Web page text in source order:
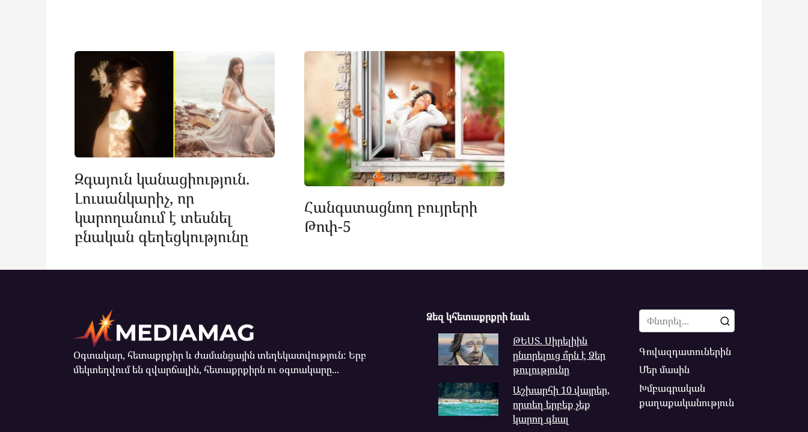
Զգայուն կանացիություն.
Լուսանկարիչ, որ
կարողանում է տեսնել
բնական գեղեցկությունը
Հանգստացնող բույրերի
Թոփ-5
Օգտակար, հետաքրքիր և ժամանցային տեղեկատվություն: Երբ
մեկտեղվում են զվարճալին, հետաքրքիրն ու օգտակարը...
Ձեզ կհետաքրքրի նաև
ԹԵՍՏ. Սիրելիին
ընտրելուց ո՞րն է Ձեր
թուլությունը
Աշխարհի 10 վայրեր,
որտեղ երբեք չեք
կարող գնալ
Search
for:
Գովազդատուներին
Մեր մասին
Խմբագրական
քաղաքականություն